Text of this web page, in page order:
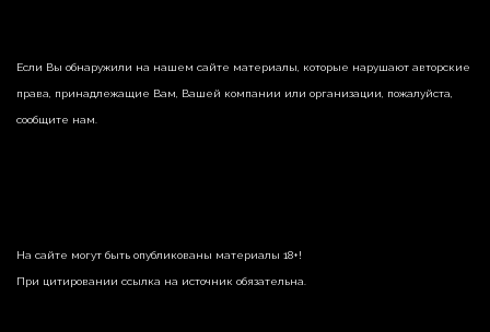
Если Вы обнаружили на нашем сайте материалы, которые нарушают авторские
права, принадлежащие Вам, Вашей компании или организации, пожалуйста,
сообщите нам.
На сайте могут быть опубликованы материалы 18+!
При цитировании ссылка на источник обязательна.